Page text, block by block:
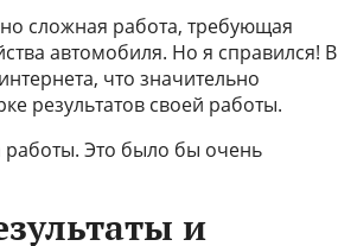
сложная работа, требующая
автомобиля. Но я справился! В
что значительно
результатов своей работы.
работы. Это было бы очень
и